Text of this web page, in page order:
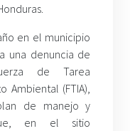
en el municipio
una denuncia de
de Tarea
Ambiental (FTIA),
de manejo y
en el sitio